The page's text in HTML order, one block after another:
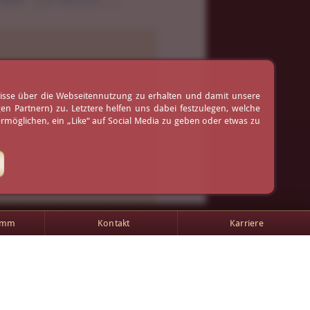
Kontakt Karriere
über die Webseitennutzung zu erhalten und damit unsere
Partnern) zu. Letztere helfen uns dabei festzulegen, welche
ein „Like“ auf Social Media zu geben oder etwas zu